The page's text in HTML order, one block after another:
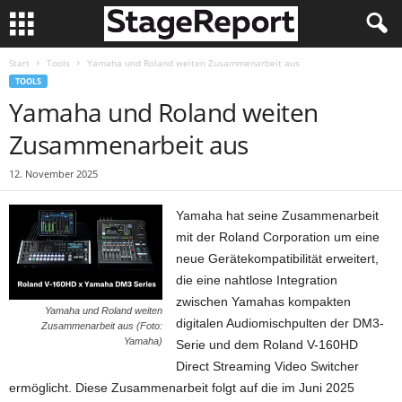
Start Tools Yamaha und Roland weiten Zusammenarbeit aus
TOOLS
Yamaha und Roland weiten
Zusammenarbeit aus
12. November 2025
Yamaha und Roland weiten
Zusammenarbeit aus (Foto:
Yamaha)
Yamaha hat seine Zusammenarbeit
mit der Roland Corporation um eine
neue Gerätekompatibilität erweitert,
die eine nahtlose Integration
zwischen Yamahas kompakten
digitalen Audiomischpulten der DM3-
Serie und dem Roland V-160HD
Direct Streaming Video Switcher
ermöglicht. Diese Zusammenarbeit folgt auf die im Juni 2025